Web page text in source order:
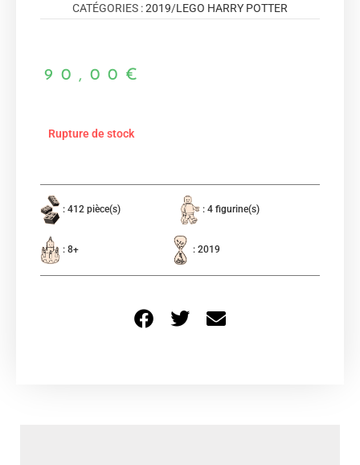
CATÉGORIES :2019/LEGO HARRY POTTER
90,00 €
Rupture de stock
: 412 pièce(s) : 4 figurine(s)
: 8+ : 2019